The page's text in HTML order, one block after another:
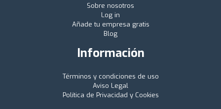
Sobre nosotros
Log in
Añade tu empresa gratis
Blog
Información
Términos y condiciones de uso
Aviso Legal
Política de Privacidad y Cookies